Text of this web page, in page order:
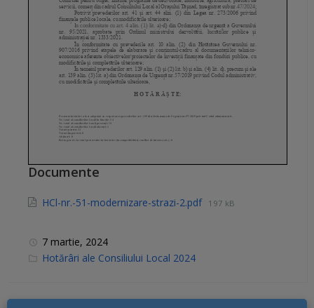
Documente
HCl-nr.-51-modernizare-strazi-2.pdf 197 kB
7 martie, 2024
C
Hotărâri ale Consiliului Local 2024